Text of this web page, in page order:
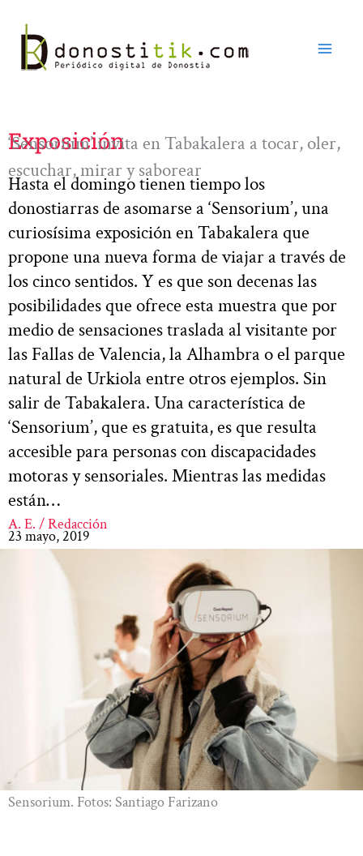
contenido
Exposición
‘Sensorium’ invita en Tabakalera a tocar, oler,
escuchar, mirar y saborear
Hasta el domingo tienen tiempo los
donostiarras de asomarse a ‘Sensorium’, una
curiosísima exposición en Tabakalera que
propone una nueva forma de viajar a través de
los cinco sentidos. Y es que son decenas las
posibilidades que ofrece esta muestra que por
medio de sensaciones traslada al visitante por
las Fallas de Valencia, la Alhambra o el parque
natural de Urkiola entre otros ejemplos. Sin
salir de Tabakalera. Una característica de
‘Sensorium’, que es gratuita, es que resulta
accesible para personas con discapacidades
motoras y sensoriales. Mientras las medidas
están…
A. E. / Redacción
23 mayo, 2019
Sensorium. Fotos: Santiago Farizano